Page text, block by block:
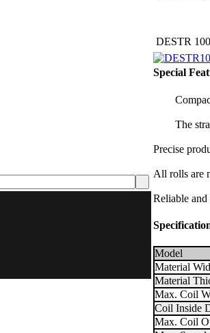
DESTR 100
Special
The
Precise
All rolls are
Reliable
Model
Material
Material
Max. Coil
Coil Inside
Max. Coil